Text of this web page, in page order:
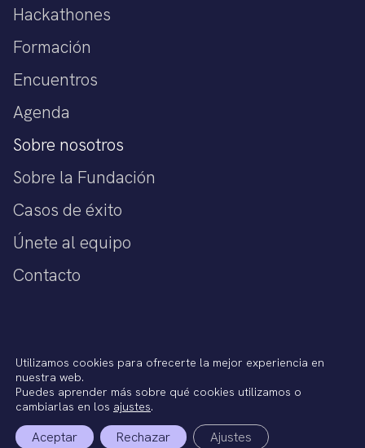
Hackathones
Formación
Encuentros
Agenda
Sobre nosotros
Sobre la Fundación
Casos de éxito
Únete al equipo
Contacto
Política de privacidad
Política de cookies
Términos del Servicio
Utilizamos cookies para ofrecerte la mejor experiencia en
nuestra web.
Puedes aprender más sobre qué cookies utilizamos o
cambiarlas en los ajustes.
Aceptar Rechazar Ajustes